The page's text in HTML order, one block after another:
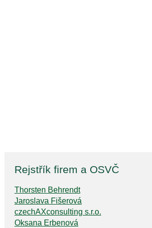
Rejstřík firem a OSVČ
Thorsten Behrendt
Jaroslava Fišerová
czechAXconsulting s.r.o.
Oksana Erbenová